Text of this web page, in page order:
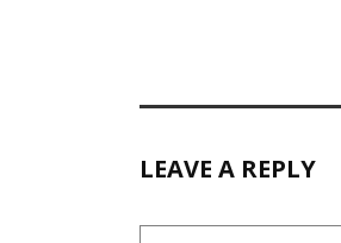
LEAVE A REPLY